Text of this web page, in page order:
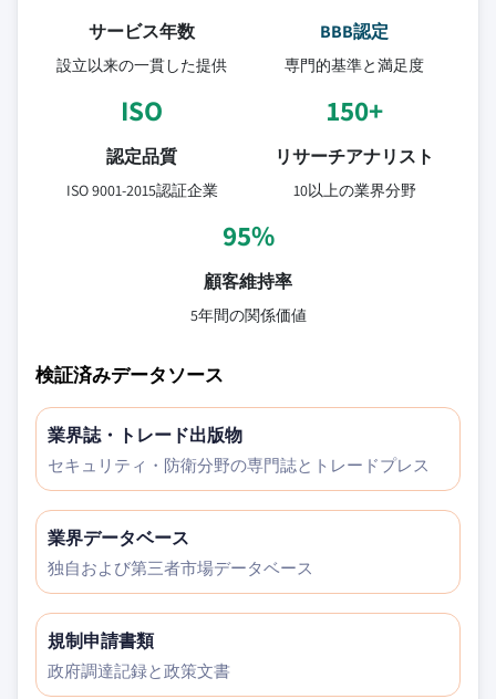
サービス年数
設立以来の一貫した提供
BBB認定
専門的基準と満足度
ISO
認定品質
ISO 9001-2015認証企業
150+
リサーチアナリスト
10以上の業界分野
95%
顧客維持率
5年間の関係価値
検証済みデータソース
業界誌・トレード出版物
セキュリティ・防衛分野の専門誌とトレードプレス
業界データベース
独自および第三者市場データベース
規制申請書類
政府調達記録と政策文書